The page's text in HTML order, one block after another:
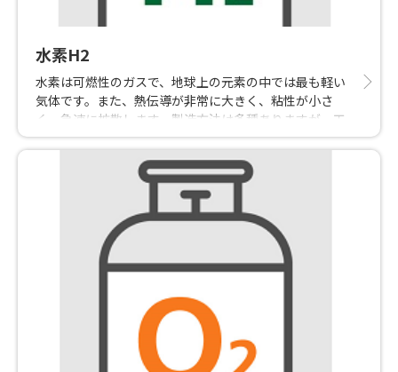
水素H2
水素は可燃性のガスで、地球上の元素の中では最も軽い
気体です。また、熱伝導が非常に大きく、粘性が小さ
く、急速に拡散します。製造方法は多種ありますが、工
業的には天然ガスやナフサなどの化石燃料を原料とした
製造が主流です。用途はロケットの推進剤、自動車のク
リーンエネルギーのほか、光ファイバーの製造、半導体
分野でも幅広く利用されています。